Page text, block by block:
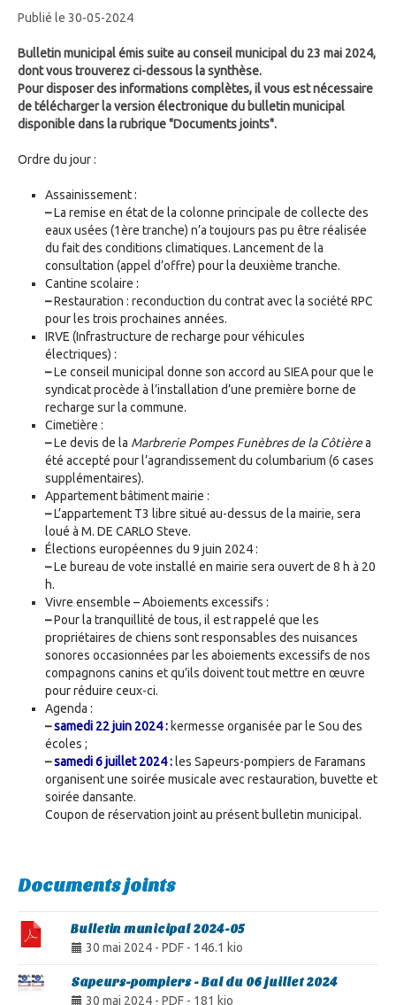
Publié le 30-05-2024
Bulletin municipal émis suite au conseil municipal du 23 mai 2024,
dont vous trouverez ci-dessous la synthèse.
Pour disposer des informations complètes, il vous est nécessaire
de télécharger la version électronique du bulletin municipal
disponible dans la rubrique "Documents joints".
Ordre du jour :
Assainissement :
–La remise en état de la colonne principale de collecte des
eaux usées (1ère tranche) n’a toujours pas pu être réalisée
du fait des conditions climatiques. Lancement de la
consultation (appel d’offre) pour la deuxième tranche.
Cantine scolaire :
–Restauration : reconduction du contrat avec la société RPC
pour les trois prochaines années.
IRVE (Infrastructure de recharge pour véhicules
électriques) :
–Le conseil municipal donne son accord au SIEA pour que le
syndicat procède à l’installation d’une première borne de
recharge sur la commune.
Cimetière :
–Le devis de la Marbrerie Pompes Funèbres de la Côtièrea
été accepté pour l’agrandissement du columbarium (6 cases
supplémentaires).
Appartement bâtiment mairie :
–L’appartement T3 libre situé au-dessus de la mairie, sera
loué à M. DE CARLO Steve.
Élections européennes du 9 juin 2024 :
–Le bureau de vote installé en mairie sera ouvert de 8 h à 20
h.
Vivre ensemble – Aboiements excessifs :
–Pour la tranquillité de tous, il est rappelé que les
propriétaires de chiens sont responsables des nuisances
sonores occasionnées par les aboiements excessifs de nos
compagnons canins et qu’ils doivent tout mettre en œuvre
pour réduire ceux-ci.
Agenda :
–samedi 22 juin 2024 : kermesse organisée par le Sou des
écoles ;
–samedi 6 juillet 2024 : les Sapeurs-pompiers de Faramans
organisent une soirée musicale avec restauration, buvette et
soirée dansante.
Coupon de réservation joint au présent bulletin municipal.
Documents joints
Bulletin municipal 2024-05
30 mai 2024 - PDF - 146.1 kio
Sapeurs-pompiers - Bal du 06 juillet 2024
30 mai 2024 - PDF - 181 kio